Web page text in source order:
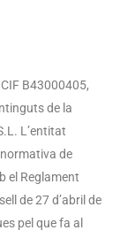
B43000405,
de la
L’entitat
de
el Reglament
de 27 d’abril de
pel que fa al